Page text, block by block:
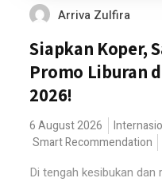
Arriva Zulfira
Siapkan Koper,
Promo Liburan
2026!
6 August 2026
Smart Recommendation
Di tengah kesibukan